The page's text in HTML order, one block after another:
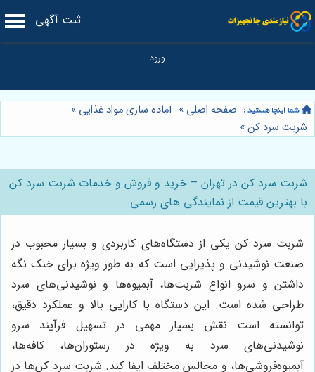
ثبت آگهی
صفحه اصلی » آماده سازی مواد غذایی »
شربت سرد کن»
شربت سرد کن در تهران – خرید و فروش و خدمات شربت سرد کن
با بهترین قیمت از نمایندگی های رسمی
شربت سرد کن یکی از دستگاه‌های کاربردی و بسیار محبوب در
صنعت نوشیدنی و پذیرایی است که به طور ویژه برای خنک نگه
داشتن و سرو انواع شربت‌ها، آبمیوه‌ها و نوشیدنی‌های سرد
طراحی شده است. این دستگاه با کارایی بالا و عملکرد دقیق،
توانسته است نقش بسیار مهمی در تسهیل فرآیند سرو
نوشیدنی‌های سرد به ویژه در رستوران‌ها، کافه‌ها،
آبمیوه‌فروشی‌ها، و مجالس مختلف ایفا کند. شربت سرد کن‌ها در